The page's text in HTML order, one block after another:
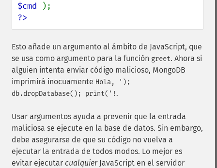
$cmd
?>
Esto añade un argumento al ámbito de JavaScript, que
se usa como argumento para la función greet. Ahora si
alguien intenta enviar código malicioso, MongoDB
imprimirá inocuamente Hola, ');
db.dropDatabase(); print('! .
Usar argumentos ayuda a prevenir que la entrada
maliciosa se ejecute en la base de datos. Sin embargo,
debe asegurarse de que su código no vuelva a
ejecutar la entrada de todos modos. Lo mejor es
evitar ejecutar cualquierJavaScript en el servidor